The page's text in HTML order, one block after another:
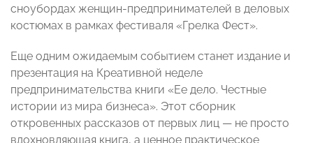
сноубордах женщин-предпринимателей в деловых
костюмах в рамках фестиваля «Грелка Фест».
Еще одним ожидаемым событием станет издание и
презентация на Креативной неделе
предпринимательства книги «Ее дело. Честные
истории из мира бизнеса». Этот сборник
откровенных рассказов от первых лиц — не просто
вдохновляющая книга, а ценное практическое